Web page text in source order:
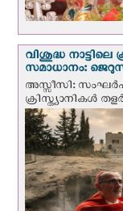
വിശുദ്ധ
സമാധാനം:
അസ്സീസി:
ക്രിസ്ത്യാനികൾ